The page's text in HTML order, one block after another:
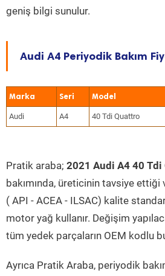
geniş bilgi sunulur.
Audi A4 Periyodik Bakım
Marka Seri Model
Audi A4 40 Tdi Quattro
Pratik araba; 2021 Audi A4 40 Tdi
bakımında, üreticinin tavsiye
( API - ACEA - ILSAC) kalite
motor yağ kullanır. Değişim
tüm yedek parçaların OEM kodlu
Ayrıca Pratik Araba, periyodik